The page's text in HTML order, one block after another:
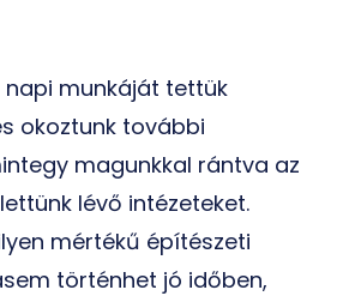
napi munkáját tettük
okoztunk további
magunkkal rántva az
lévő intézeteket.
mértékű építészeti
történhet jó időben,